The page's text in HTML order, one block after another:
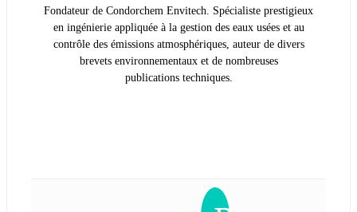
Fondateur de Condorchem Envitech. Spécialiste prestigieux
en ingénierie appliquée à la gestion des eaux usées et au
contrôle des émissions atmosphériques, auteur de divers
brevets environnementaux et de nombreuses
publications techniques.